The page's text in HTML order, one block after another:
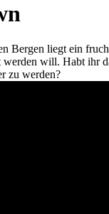
Bergen liegt ein
werden will. Habt ihr
zu werden?